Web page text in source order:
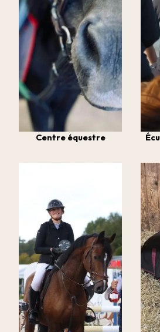
Centre équestre